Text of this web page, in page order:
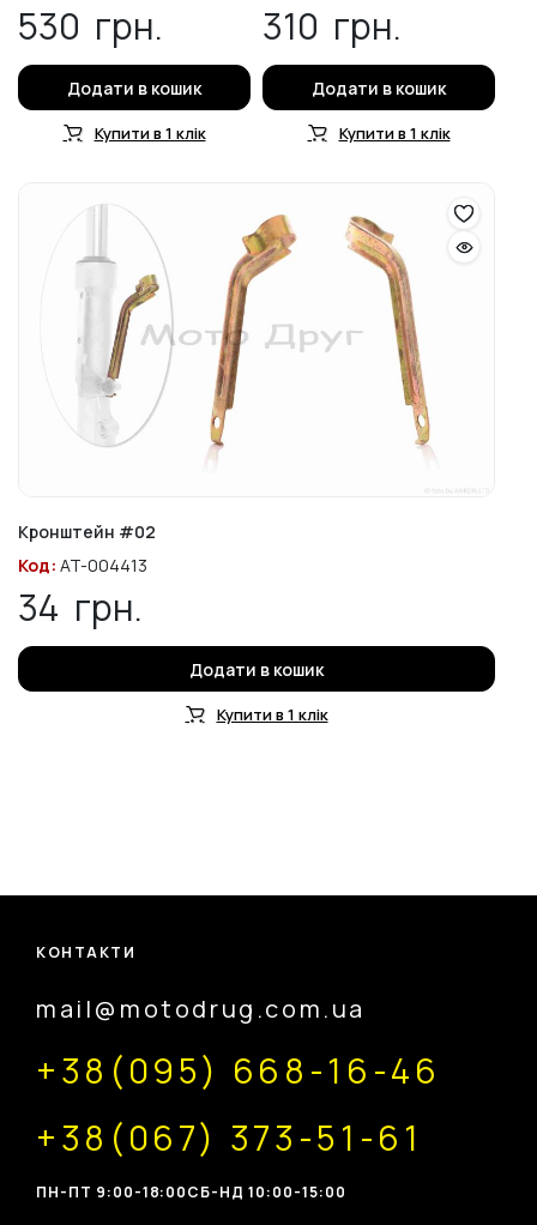
530 грн.
Додати в кошик
Купити в 1 клік
310 грн.
Додати в кошик
Купити в 1 клік
Кронштейн #02
Код: AT-004413
34 грн.
Додати в кошик
Купити в 1 клік
КОНТАКТИ
mail@motodrug.com.ua
+38(095) 668-16-46
+38(067) 373-51-61
ПН-ПТ 9:00-18:00CБ-НД 10:00-15:00